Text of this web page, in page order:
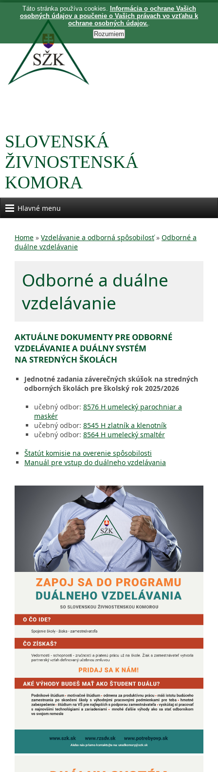
SLOVENSKÁ
ŽIVNOSTENSKÁ
KOMORA
Hlavné menu
Home » Vzdelávanie a odborná spôsobilosť» Odborné a
duálne vzdelávanie
Odborné a duálne
vzdelávanie
AKTUÁLNE DOKUMENTY PRE ODBORNÉ
VZDELÁVANIE A DUÁLNY SYSTÉM
NA STREDNÝCH ŠKOLÁCH
Jednotné zadania záverečných skúšok na stredných
odborných školách pre školský rok 2025/2026
učebný odbor: 8576 H umelecký parochniar a
maskér
učebný odbor: 8545 H zlatník a klenotník
učebný odbor: 8564 H umelecký smaltér
Štatút komisie na overenie spôsobilosti
Manuál pre vstup do duálneho vzdelávania
Táto stránka používa cookies.
Informácia o ochrane Vašich
osobných údajov a poučenie o Vašich právach vo vzťahu k
ochrane osobných údajov..